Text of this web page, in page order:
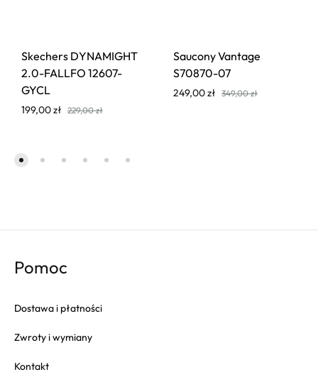
Skechers DYNAMIGHT
2.0-FALLFO 12607-
GYCL
199,00zł 229,00zł
Saucony Vantage
S70870-07
249,00zł 349,00zł
Pomoc
Dostawa i płatności
Zwroty i wymiany
Kontakt